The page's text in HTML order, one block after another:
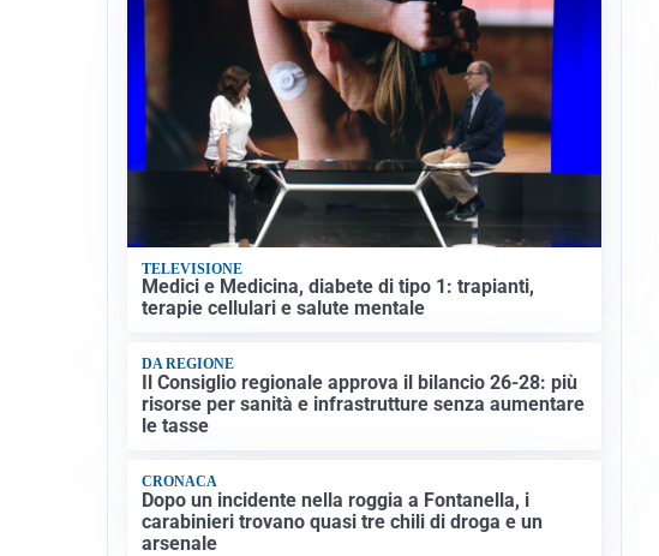
TELEVISIONE
Medici e Medicina, diabete di tipo 1: trapianti,
terapie cellulari e salute mentale
DA REGIONE
Il Consiglio regionale approva il bilancio 26-28: più
risorse per sanità e infrastrutture senza aumentare
le tasse
CRONACA
Dopo un incidente nella roggia a Fontanella, i
carabinieri trovano quasi tre chili di droga e un
arsenale